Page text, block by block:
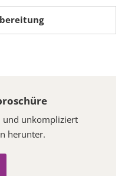
und unkompliziert
herunter.